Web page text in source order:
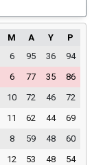
M A Y
P
6 95 36
94
6 77 35
86
10 72 46
72
11 62 44
69
8 59 48
60
12 53 48
54